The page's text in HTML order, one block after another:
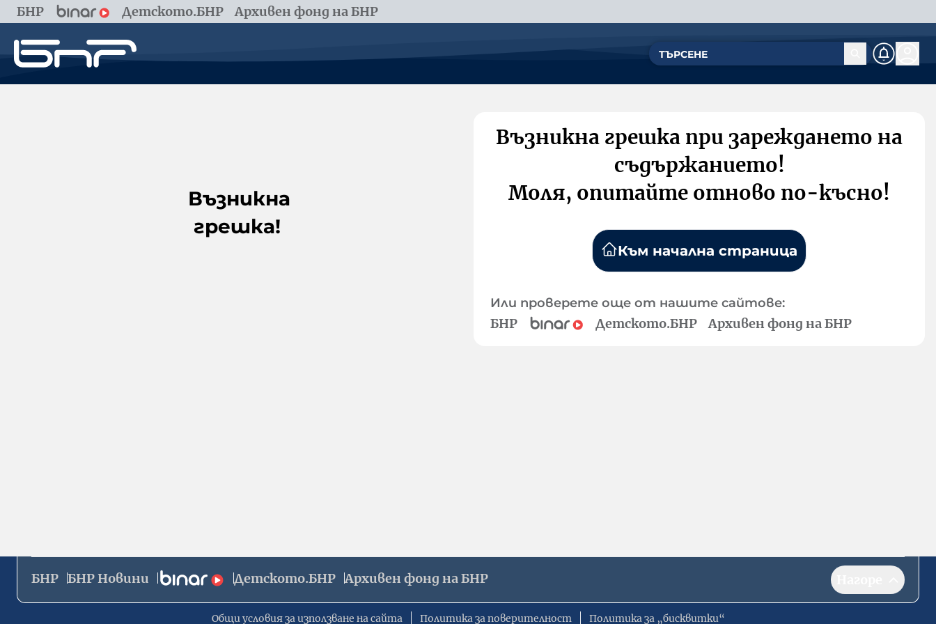
БНР Детското.БНР Архивен фонд на БНР
Възникна
грешка!
Възникна грешка при зареждането на
съдържанието!
Моля, опитайте отново по-късно!
Към начална страница
Или проверете още от нашите сайтове:
БНР Детското.БНР Архивен фонд на БНР
БНР БНР Новини Детското.БНР Архивен фонд на БНР
Общи условия за използване на сайта Политика за поверителност Политика за „бисквитки“